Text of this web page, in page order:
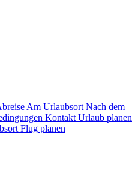
Am Urlaubsort Nach dem
Kontakt Urlaub planen
Flug planen